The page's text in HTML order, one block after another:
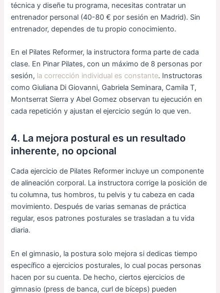
técnica y diseñe tu programa, necesitas contratar un
entrenador personal (40-80 € por sesión en Madrid). Sin
entrenador, dependes de tu propio conocimiento.
En el Pilates Reformer, la instructora forma parte de cada
clase. En Pinar Pilates, con un máximo de 8 personas por
sesión, la corrección individual es constante. Instructoras
como Giuliana Di Giovanni, Gabriela Seminara, Camila T,
Montserrat Sierra y Abel Gomez observan tu ejecución en
cada repetición y ajustan el ejercicio según lo que ven.
4. La mejora postural es un resultado
inherente, no opcional
Cada ejercicio de Pilates Reformer incluye un componente
de alineación corporal. La instructora corrige la posición de
tu columna, tus hombros, tu pelvis y tu cabeza en cada
movimiento. Después de varias semanas de práctica
regular, esos patrones posturales se trasladan a tu vida
diaria.
En el gimnasio, la postura solo mejora si dedicas tiempo
específico a ejercicios posturales, lo cual pocas personas
hacen por su cuenta. De hecho, ciertos ejercicios de
gimnasio (press de banca, curl de bíceps) pueden